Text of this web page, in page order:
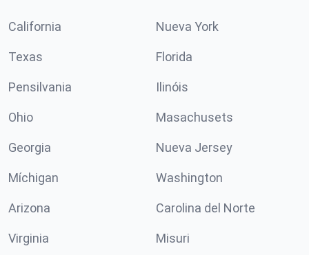
California Nueva York
Texas Florida
Pensilvania Ilinóis
Ohio Masachusets
Georgia Nueva Jersey
Míchigan Washington
Arizona Carolina del Norte
Virginia Misuri